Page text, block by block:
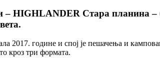
– HIGHLANDER Стара планина –
2017. године и спој је пешачења и
кроз три формата.